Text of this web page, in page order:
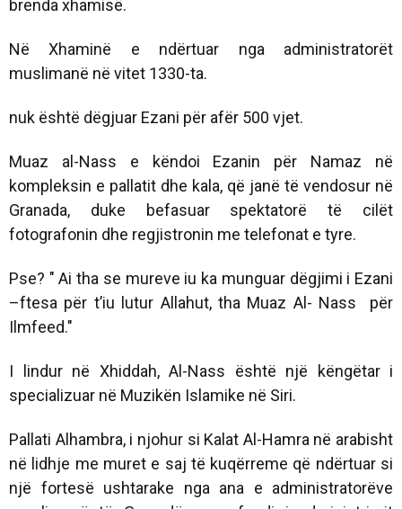
brenda xhamisë.
Në Xhaminë e ndërtuar nga administratorët
muslimanë në vitet 1330-ta.
nuk është dëgjuar Ezani për afër 500 vjet.
Muaz al-Nass e këndoi Ezanin për Namaz në
kompleksin e pallatit dhe kala, që janë të vendosur në
Granada, duke befasuar spektatorë të cilët
fotografonin dhe regjistronin me telefonat e tyre.
Pse? " Ai tha se mureve iu ka munguar dëgjimi i Ezani
–ftesa për t’iu lutur Allahut, tha Muaz Al- Nass për
Ilmfeed."
I lindur në Xhiddah, Al-Nass është një këngëtar i
specializuar në Muzikën Islamike në Siri.
Pallati Alhambra, i njohur si Kalat Al-Hamra në arabisht
në lidhje me muret e saj të kuqërreme që ndërtuar si
një fortesë ushtarake nga ana e administratorëve